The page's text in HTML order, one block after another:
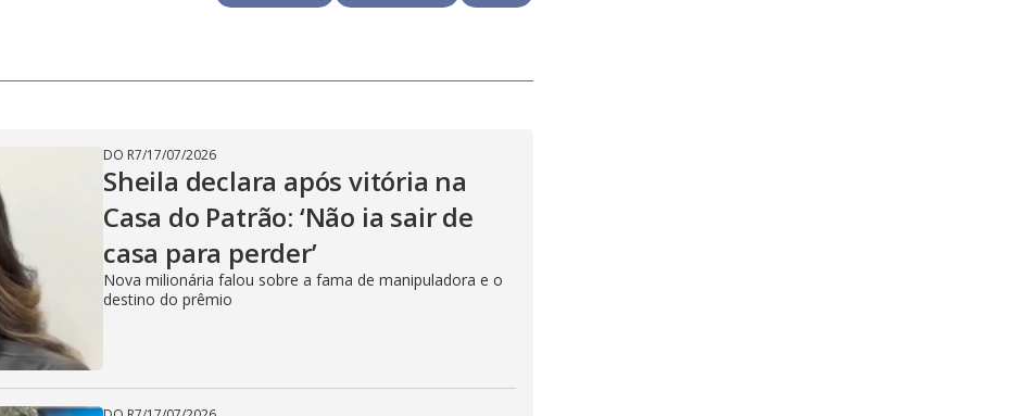
DO R7/17/07/2026
Sheila declara após vitória na
Casa do Patrão: ‘Não ia sair de
casa para perder’
Nova milionária falou sobre a fama de manipuladora e o
destino do prêmio